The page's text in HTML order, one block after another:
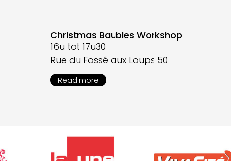
Christmas Baubles Workshop
16u tot 17u30
Rue du Fossé aux Loups 50
Read more